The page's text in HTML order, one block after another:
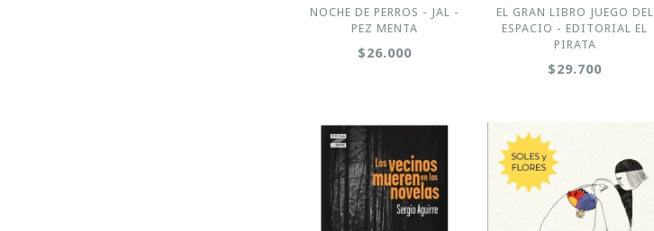
NOCHE DE PERROS - JAL -
PEZ MENTA
$26.000
EL GRAN LIBRO JUEGO DEL
ESPACIO - EDITORIAL EL
PIRATA
$29.700